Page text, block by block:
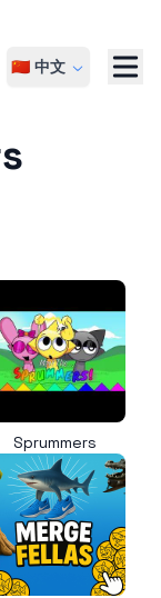
🇨🇳 中文
Sprummers